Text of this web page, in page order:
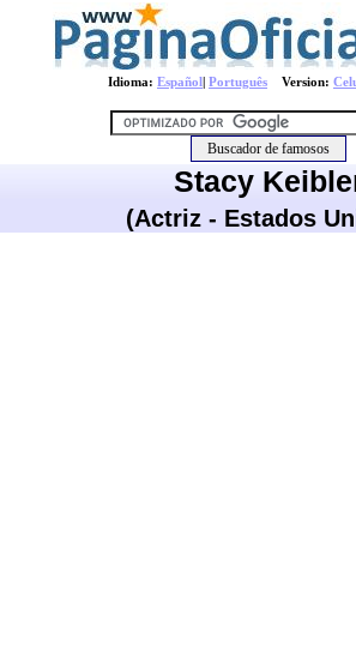
Idioma: Español| Português Version:
Stacy
(Actriz - Estados